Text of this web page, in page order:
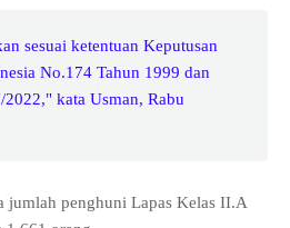
sesuai ketentuan Keputusan
No.174 Tahun 1999 dan
kata Usman, Rabu
jumlah penghuni Lapas Kelas II.A